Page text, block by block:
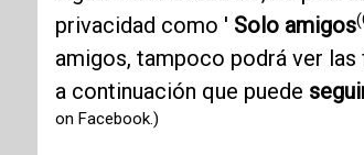
privacidad como ' Solo amigos
amigos, tampoco podrá ver
a continuación que puede
on Facebook.)